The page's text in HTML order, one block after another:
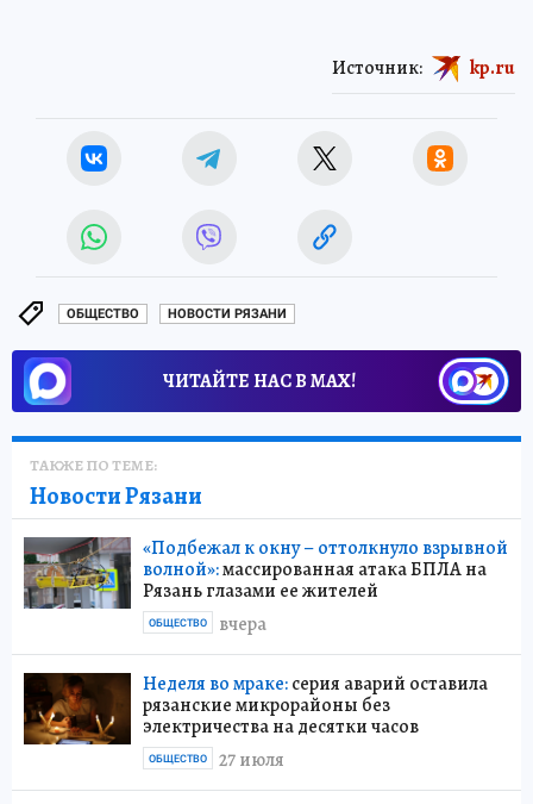
Источник: kp.ru
ОБЩЕСТВО НОВОСТИ РЯЗАНИ
ЧИТАЙТЕ НАС В МАХ!
ТАКЖЕ ПО ТЕМЕ:
Новости Рязани
«Подбежал к окну – оттолкнуло взрывной
волной»:массированная атака БПЛА на
Рязань глазами ее жителей
вчера
ОБЩЕСТВО
Неделя во мраке:серия аварий оставила
рязанские микрорайоны без
электричества на десятки часов
27 июля
ОБЩЕСТВО